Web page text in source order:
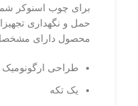
برای چوب اسنوکر
حمل و نگهداری
محصول دارای
طراحی
یک تکه